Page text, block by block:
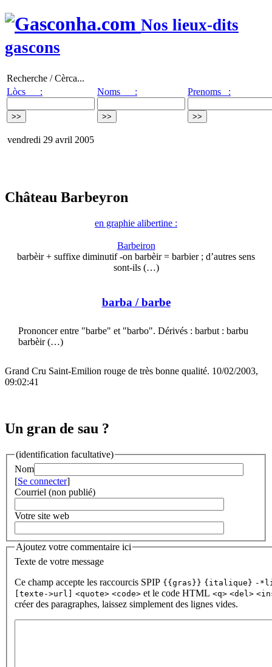
Nos lieux-dits
gascons
Recherche / Cèrca...
Lòcs :
Noms : Prenoms :
vendredi 29 avril 2005
Château Barbeyron
en graphie alibertine :
Barbeiron
barbèir + suffixe diminutif -on barbèir = barbier ; d’autres sens
sont-ils (…)
barba/ barbe
Prononcer entre "barbe" et "barbo". Dérivés : barbut : barbu
barbèir (…)
Grand Cru Saint-Emilion rouge de très bonne qualité. 10/02/2003,
09:02:41
Un gran de sau ?
(identification facultative)
Nom
[Se connecter]
Courriel (non publié)
Votre site web
Ajoutez votre commentaire ici
Texte de votre message
Ce champ accepte les raccourcis SPIP {{gras}} {italique} -
[texte->url] <quote> <code> et le code HTML <q> <del>
créer des paragraphes, laissez simplement des lignes vides.